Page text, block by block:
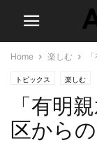
Home 楽しむ
トピックス 楽しむ
「有明
区から